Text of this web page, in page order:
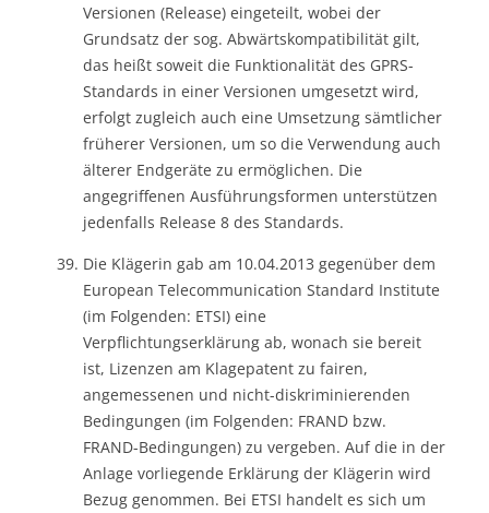
Versionen (Release) eingeteilt, wobei der
Grundsatz der sog. Abwärtskompatibilität gilt,
das heißt soweit die Funktionalität des GPRS-
Standards in einer Versionen umgesetzt wird,
erfolgt zugleich auch eine Umsetzung sämtlicher
früherer Versionen, um so die Verwendung auch
älterer Endgeräte zu ermöglichen. Die
angegriffenen Ausführungsformen unterstützen
jedenfalls Release 8 des Standards.
Die Klägerin gab am 10.04.2013 gegenüber dem
European Telecommunication Standard Institute
(im Folgenden: ETSI) eine
Verpflichtungserklärung ab, wonach sie bereit
ist, Lizenzen am Klagepatent zu fairen,
angemessenen und nicht-diskriminierenden
Bedingungen (im Folgenden: FRAND bzw.
FRAND-Bedingungen) zu vergeben. Auf die in der
Anlage vorliegende Erklärung der Klägerin wird
Bezug genommen. Bei ETSI handelt es sich um